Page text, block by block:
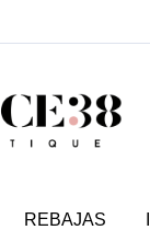
REBAJAS